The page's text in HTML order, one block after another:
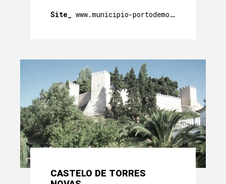
Site_ www.municipio-portodemos.pt
CASTELO DE TORRES